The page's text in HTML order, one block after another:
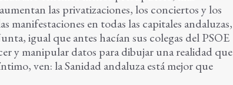
las privatizaciones, los conciertos y los
manifestaciones en todas las capitales andaluzas,
igual que antes hacían sus colegas del PSOE
y manipular datos para dibujar una realidad que
ven: la Sanidad andaluza está mejor que